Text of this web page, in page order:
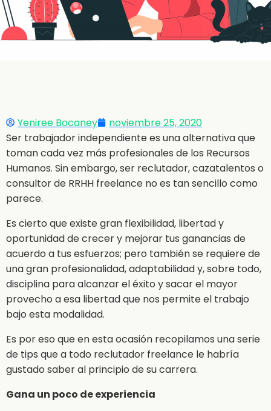
Yeniree Bocaney
noviembre 25, 2020
Ser trabajador independiente es una alternativa que
toman cada vez más profesionales de los Recursos
Humanos. Sin embargo, ser reclutador, cazatalentos o
consultor de RRHH freelance no es tan sencillo como
parece.
Es cierto que existe gran flexibilidad, libertad y
oportunidad de crecer y mejorar tus ganancias de
acuerdo a tus esfuerzos; pero también se requiere de
una gran profesionalidad, adaptabilidad y, sobre todo,
disciplina para alcanzar el éxito y sacar el mayor
provecho a esa libertad que nos permite el trabajo
bajo esta modalidad.
Es por eso que en esta ocasión recopilamos una serie
de tips que a todo reclutador freelance le habría
gustado saber al principio de su carrera.
Gana un poco de experiencia